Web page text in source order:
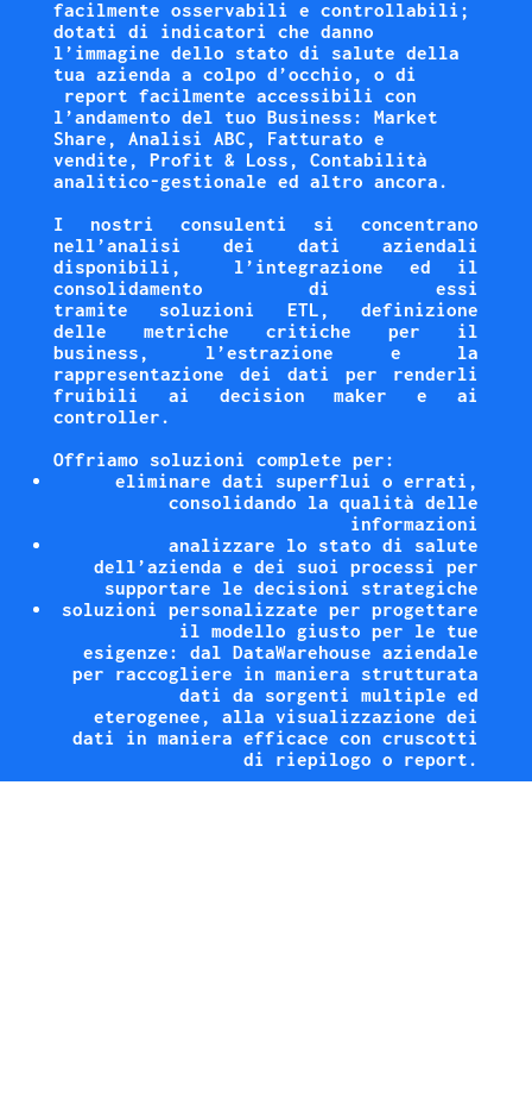
facilmente osservabili e controllabili;
dotati di indicatori che danno
l’immagine dello stato di salute della
tua azienda a colpo d’occhio, o di
report facilmente accessibili con
l’andamento del tuo Business: Market
Share, Analisi ABC, Fatturato e
vendite, Profit & Loss, Contabilità
analitico-gestionale ed altro ancora.
I nostri consulenti si concentrano
nell’analisi dei dati aziendali
disponibili, l’integrazione ed il
consolidamento di essi
tramite soluzioni ETL, definizione
delle metriche critiche per il
business, l’estrazione e la
rappresentazione dei dati per renderli
fruibili ai decision maker e ai
controller.
Offriamo soluzioni complete per:
eliminare dati superflui o errati,
consolidando la qualità delle
informazioni
analizzare lo stato di salute
dell’azienda e dei suoi processi per
supportare le decisioni strategiche
soluzioni personalizzate per progettare
il modello giusto per le tue
esigenze: dal DataWarehouse aziendale
per raccogliere in maniera strutturata
dati da sorgenti multiple ed
eterogenee, alla visualizzazione dei
dati in maniera efficace con cruscotti
di riepilogo o report.